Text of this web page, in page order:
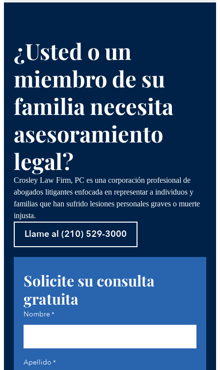
¿Usted o un
miembro de su
familia necesita
asesoramiento
legal?
Crosley Law Firm, PC es una corporación profesional de
abogados litigantes enfocada en representar a individuos y
familias que han sufrido lesiones personales graves o muerte
injusta.
Llame al (210) 529-3000
Solicite su consulta
gratuita
Nombre*
Apellido *